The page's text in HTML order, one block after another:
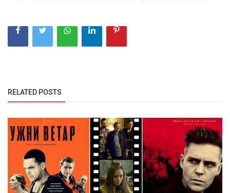
RELATED POSTS